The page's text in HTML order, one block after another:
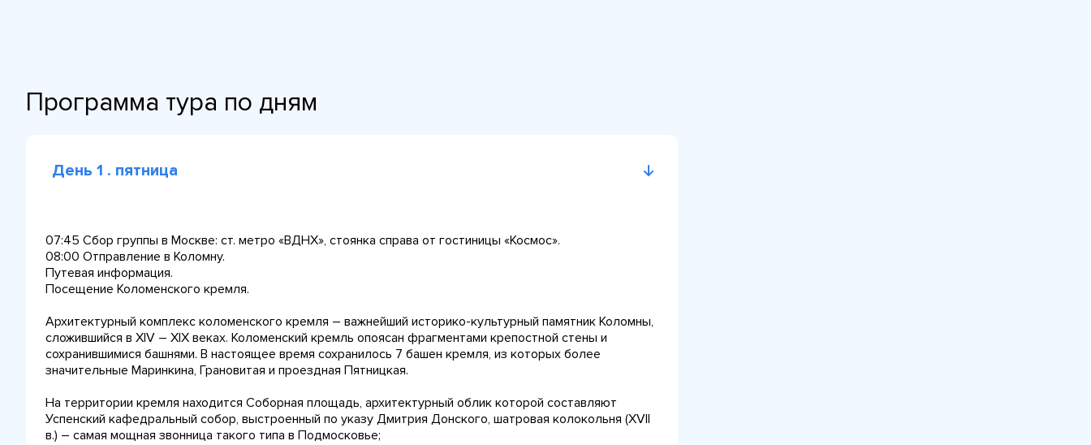
Программа тура по дням
День 1 . пятница
07:45 Сбор группы в Москве: ст. метро «ВДНХ», стоянка справа от гостиницы «Космос».
08:00 Отправление в Коломну.
Путевая информация.
Посещение Коломенского кремля.
Архитектурный комплекс коломенского кремля – важнейший историко-культурный памятник Коломны,
сложившийся в XIV – XIX веках. Коломенский кремль опоясан фрагментами крепостной стены и
сохранившимися башнями. В настоящее время сохранилось 7 башен кремля, из которых более
значительные Маринкина, Грановитая и проездная Пятницкая.
На территории кремля находится Соборная площадь, архитектурный облик которой составляют
Успенский кафедральный собор, выстроенный по указу Дмитрия Донского, шатровая колокольня (XVII
в.) – самая мощная звонница такого типа в Подмосковье;